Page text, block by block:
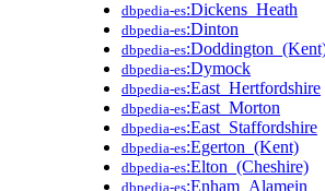
dbpedia-es:Dickens_Heath
dbpedia-es:Dinton
dbpedia-es
dbpedia-es:Dymock
dbpedia-es:East_Hertfordshire
dbpedia-es:East_Morton
dbpedia-es:East_Staffordshire
dbpedia-es:Egerton_(Kent)
dbpedia-es:Elton_(Cheshire)
dbpedia-es:Enham_Alamein